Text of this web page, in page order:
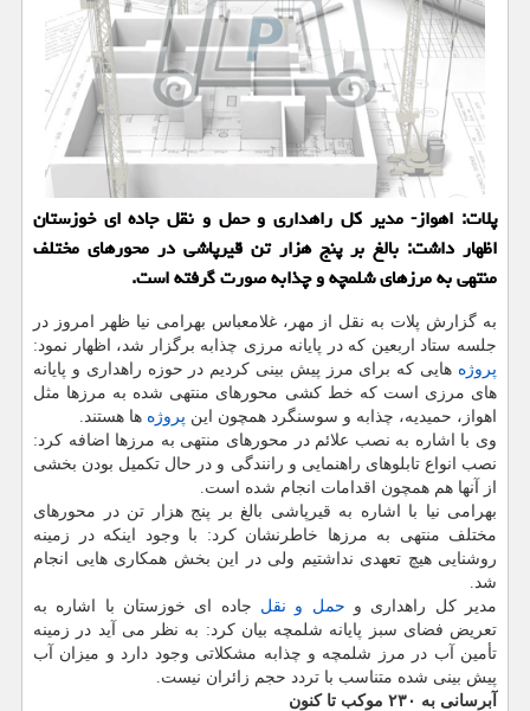
پلات: اهواز- مدیر كل راهداری و حمل و نقل جاده ای خوزستان
اظهار داشت: بالغ بر پنج هزار تن قیرپاشی در محورهای مختلف
منتهی به مرزهای شلمچه و چذابه صورت گرفته است.
به گزارش پلات به نقل از مهر، غلامعباس بهرامی نیا ظهر امروز در
جلسه ستاد اربعین كه در پایانه مرزی چذابه برگزار شد، اظهار نمود:
پروژه هایی كه برای مرز پیش بینی كردیم در حوزه راهداری و پایانه
های مرزی است كه خط كشی محورهای منتهی شده به مرزها مثل
اهواز، حمیدیه، چذابه و سوسنگرد همچون این پروژه ها هستند.
وی با اشاره به نصب علائم در محورهای منتهی به مرزها اضافه كرد:
نصب انواع تابلوهای راهنمایی و رانندگی و در حال تكمیل بودن بخشی
از آنها هم همچون اقدامات انجام شده است.
بهرامی نیا با اشاره به قیرپاشی بالغ بر پنج هزار تن در محورهای
مختلف منتهی به مرزها خاطرنشان كرد: با وجود اینكه در زمینه
روشنایی هیچ تعهدی نداشتیم ولی در این بخش همكاری هایی انجام
شد.
مدیر كل راهداری و حمل و نقل جاده ای خوزستان با اشاره به
تعریض فضای سبز پایانه شلمچه بیان كرد: به نظر می آید در زمینه
تأمین آب در مرز شلمچه و چذابه مشكلاتی وجود دارد و میزان آب
پیش بینی شده متناسب با تردد حجم زائران نیست.
آبرسانی به ۲۳۰ موكب تا كنون